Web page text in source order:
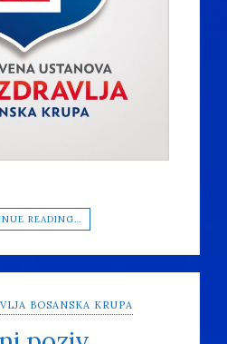
READING…
BOSANSKA KRUPA